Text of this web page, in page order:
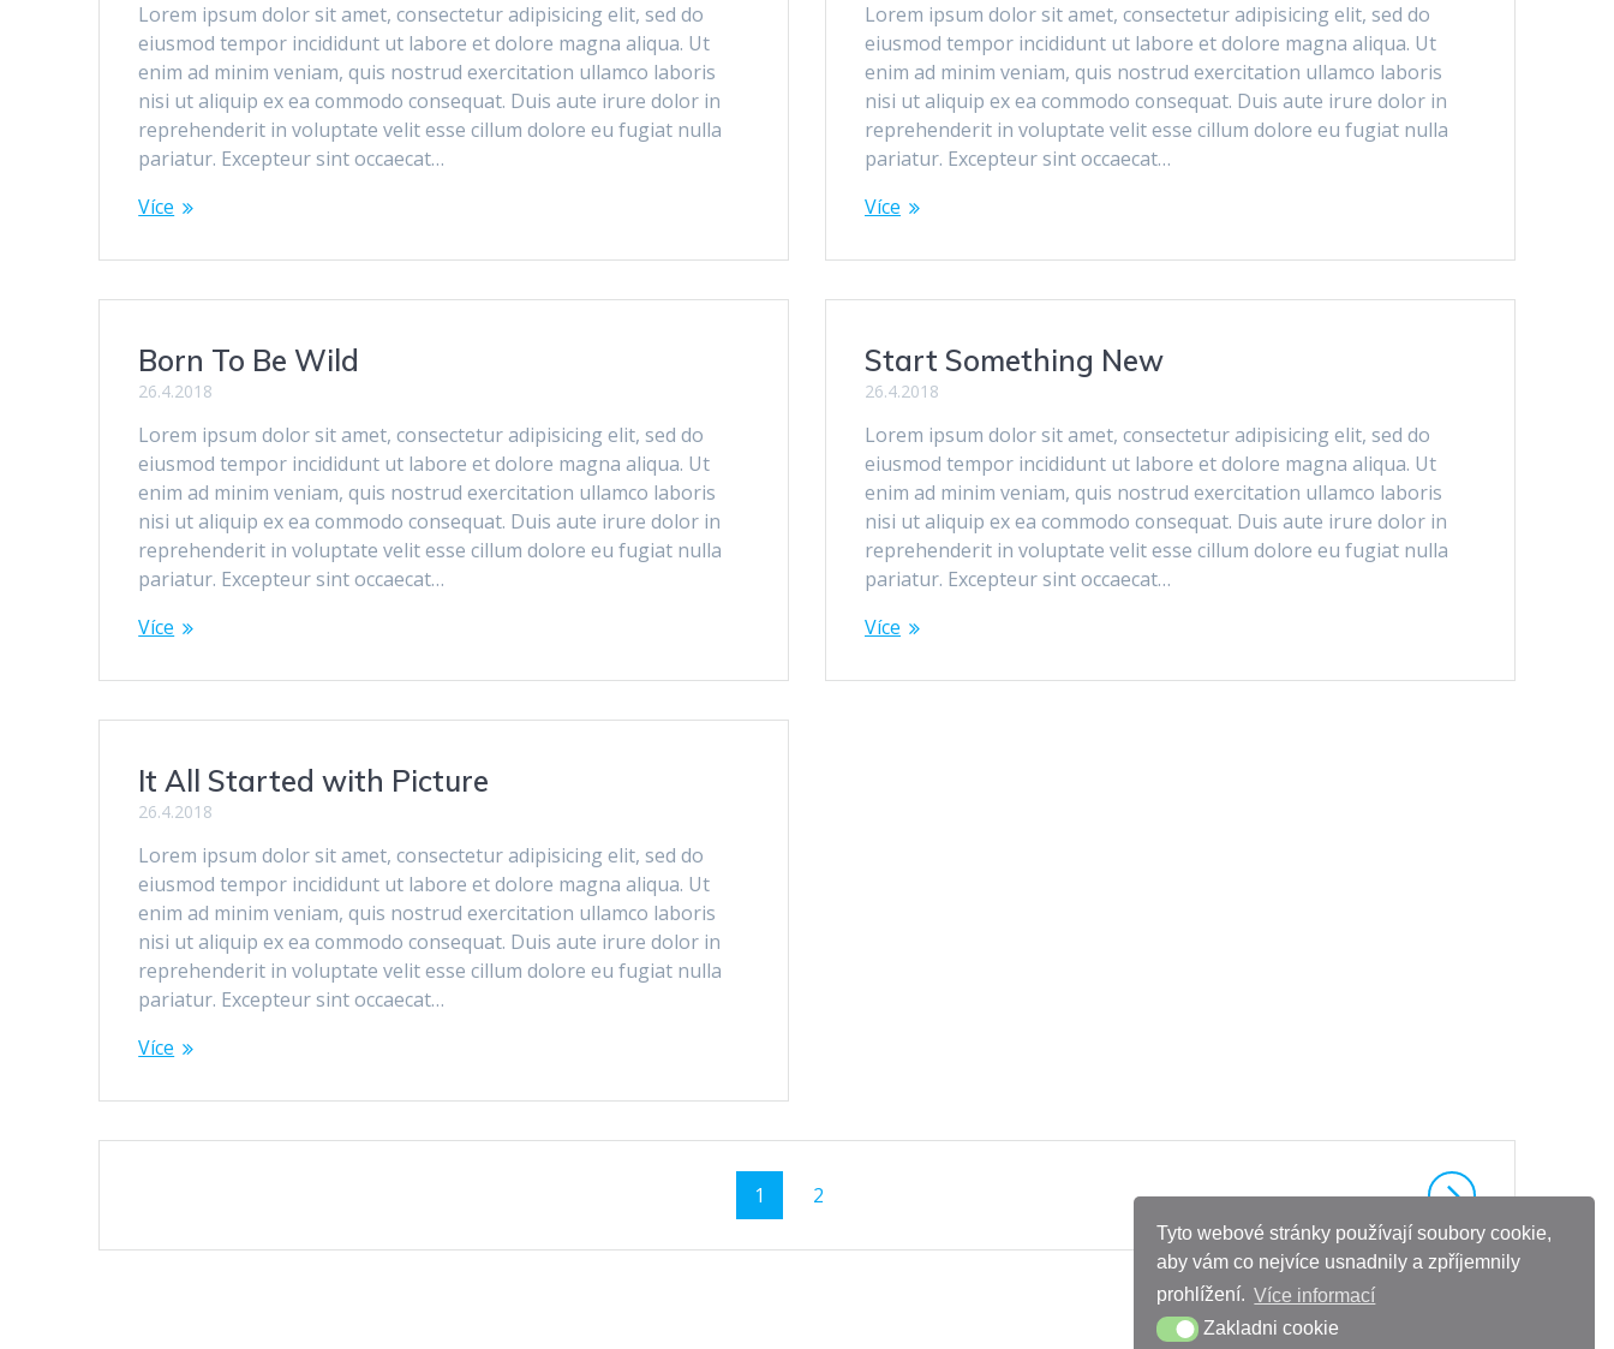
Tyto webové stránky používají soubory cookie,
aby vám co nejvíce usnadnily a zpříjemnily
prohlížení. Více informací
Zakladni cookie
Lorem ipsum dolor sit amet, consectetur adipisicing elit, sed do
eiusmod tempor incididunt ut labore et dolore magna aliqua. Ut
enim ad minim veniam, quis nostrud exercitation ullamco laboris
nisi ut aliquip ex ea commodo consequat. Duis aute irure dolor in
reprehenderit in voluptate velit esse cillum dolore eu fugiat nulla
pariatur. Excepteur sint occaecat…
Více
Lorem ipsum dolor sit amet, consectetur adipisicing elit, sed do
eiusmod tempor incididunt ut labore et dolore magna aliqua. Ut
enim ad minim veniam, quis nostrud exercitation ullamco laboris
nisi ut aliquip ex ea commodo consequat. Duis aute irure dolor in
reprehenderit in voluptate velit esse cillum dolore eu fugiat nulla
pariatur. Excepteur sint occaecat…
Více
Born To Be Wild
26.4.2018
Lorem ipsum dolor sit amet, consectetur adipisicing elit, sed do
eiusmod tempor incididunt ut labore et dolore magna aliqua. Ut
enim ad minim veniam, quis nostrud exercitation ullamco laboris
nisi ut aliquip ex ea commodo consequat. Duis aute irure dolor in
reprehenderit in voluptate velit esse cillum dolore eu fugiat nulla
pariatur. Excepteur sint occaecat…
Více
Start Something New
26.4.2018
Lorem ipsum dolor sit amet, consectetur adipisicing elit, sed do
eiusmod tempor incididunt ut labore et dolore magna aliqua. Ut
enim ad minim veniam, quis nostrud exercitation ullamco laboris
nisi ut aliquip ex ea commodo consequat. Duis aute irure dolor in
reprehenderit in voluptate velit esse cillum dolore eu fugiat nulla
pariatur. Excepteur sint occaecat…
Více
It All Started with Picture
26.4.2018
Lorem ipsum dolor sit amet, consectetur adipisicing elit, sed do
eiusmod tempor incididunt ut labore et dolore magna aliqua. Ut
enim ad minim veniam, quis nostrud exercitation ullamco laboris
nisi ut aliquip ex ea commodo consequat. Duis aute irure dolor in
reprehenderit in voluptate velit esse cillum dolore eu fugiat nulla
pariatur. Excepteur sint occaecat…
Více
Stránka
1 Stránka
2